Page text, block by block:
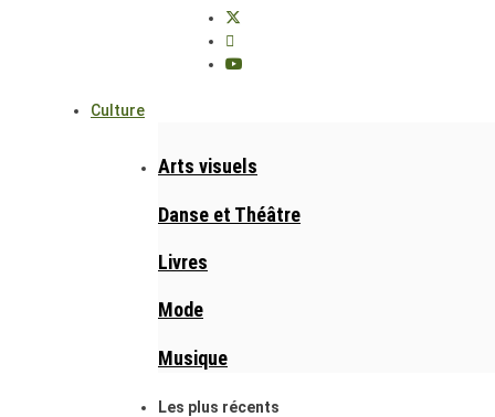
Culture
Arts visuels
Danse et Théâtre
Livres
Mode
Musique
Les plus récents